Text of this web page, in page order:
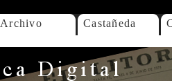
Archivo Castañeda